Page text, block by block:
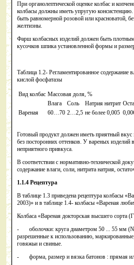
При органолептической оценке колбас и
колбасы должны иметь упругую консистенцию.
быть равномерной розовой или красноватой,
желтизны.
Фарш колбасных изделий должен быть
кусочков шпика установленной формы и
Таблица 1.2- Регламентированное содержание
кислой фосфатазы
Вид колбас Массовая доля, %
Влага
Соль Натрия нитрит
Вареная
60…70 2…2,5 не более 0,005
Готовый продукт должен иметь приятный вкус
без посторонних оттенков. У вареных
неприятного привкуса.
В соответствии с нормативно-технической
содержание влаги, соли, нитрита натрия,
1.1.4 Рецептура
В таблице 1.3 приведена рецептура колбасы
2003)» и в таблице 1.4- колбасы «Вареная
Колбаса «Вареная докторская высшего сорта
- оболочки: круга диаметром 50 ... 55 мм
разрешенные к использованию,
говяжьи и свиные.
- форма, размер и вязка батонов : прямая